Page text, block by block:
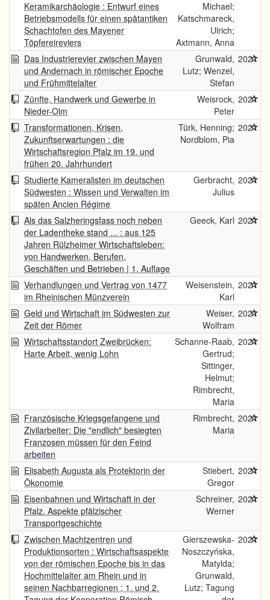
Keramikarchäologie : Entwurf eines
Betriebsmodells für einen spätantiken
Schachtofen des Mayener
Töpfereireviers
Michael;
Katschmareck,
Ulrich;
Axtmann, Anna
Das Industrierevier zwischen Mayen
und Andernach in römischer Epoche
und Frühmittelalter
Grunwald,
Lutz; Wenzel,
Stefan
2021
Zünfte, Handwerk und Gewerbe in
Nieder-Olm
Weisrock,
Peter
2021
Transformationen, Krisen,
Zukunftserwartungen : die
Wirtschaftsregion Pfalz im 19. und
frühen 20. Jahrhundert
Türk, Henning;
Nordblom, Pia
2021
Studierte Kameralisten im deutschen
Südwesten : Wissen und Verwalten im
späten Ancien Régime
Gerbracht,
Julius
2021
Als das Salzheringsfass noch neben
der Ladentheke stand ... : aus 125
Jahren Rülzheimer Wirtschaftsleben:
von Handwerken, Berufen,
Geschäften und Betrieben | 1. Auflage
Geeck, Karl 2021
Verhandlungen und Vertrag von 1477
im Rheinischen Münzverein
Weisenstein,
Karl
2021
Geld und Wirtschaft im Südwesten zur
Zeit der Römer
Weiser,
Wolfram
2021
Wirtschaftsstandort Zweibrücken:
Harte Arbeit, wenig Lohn
Schanne-Raab,
Gertrud;
Sittinger,
Helmut;
Rimbrecht,
Maria
2021
Französische Kriegsgefangene und
Zivilarbeiter: Die "endlich" besiegten
Franzosen müssen für den Feind
arbeiten
Rimbrecht,
Maria
2021
Elisabeth Augusta als Protektorin der
Ökonomie
Stiebert,
Gregor
2021
Eisenbahnen und Wirtschaft in der
Pfalz. Aspekte pfälzischer
Transportgeschichte
Schreiner,
Werner
2021
Zwischen Machtzentren und
Produktionsorten : Wirtschaftsaspekte
von der römischen Epoche bis in das
Hochmittelalter am Rhein und in
seinen Nachbarregionen ; 1. und 2.
Gierszewska-
Noszczyńska,
Matylda;
Grunwald,
Lutz; Tagung
2021